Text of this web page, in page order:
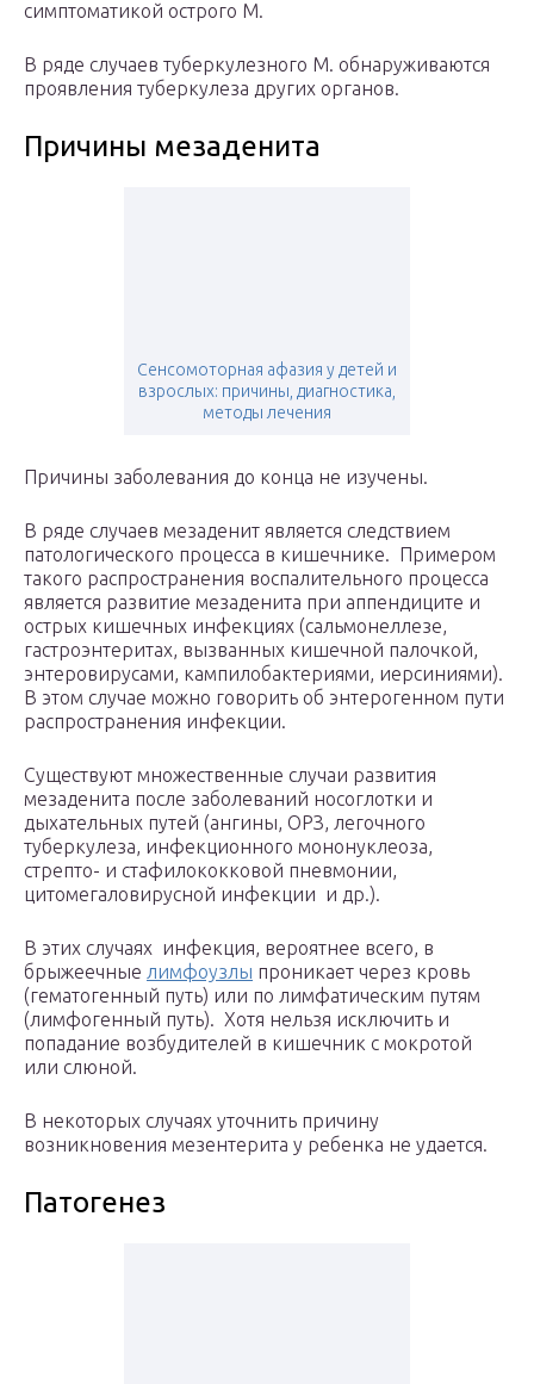
симптоматикой острого М.
В ряде случаев туберкулезного М. обнаруживаются
проявления туберкулеза других органов.
Причины мезаденита
Сенсомоторная афазия у детей и
взрослых: причины, диагностика,
методы лечения
Причины заболевания до конца не изучены.
В ряде случаев мезаденит является следствием
патологического процесса в кишечнике. Примером
такого распространения воспалительного процесса
является развитие мезаденита при аппендиците и
острых кишечных инфекциях (сальмонеллезе,
гастроэнтеритах, вызванных кишечной палочкой,
энтеровирусами, кампилобактериями, иерсиниями).
В этом случае можно говорить об энтерогенном пути
распространения инфекции.
Существуют множественные случаи развития
мезаденита после заболеваний носоглотки и
дыхательных путей (ангины, ОРЗ, легочного
туберкулеза, инфекционного мононуклеоза,
стрепто- и стафилококковой пневмонии,
цитомегаловирусной инфекции и др.).
В этих случаях инфекция, вероятнее всего, в
брыжеечные лимфоузлы проникает через кровь
(гематогенный путь) или по лимфатическим путям
(лимфогенный путь). Хотя нельзя исключить и
попадание возбудителей в кишечник с мокротой
или слюной.
В некоторых случаях уточнить причину
возникновения мезентерита у ребенка не удается.
Патогенез